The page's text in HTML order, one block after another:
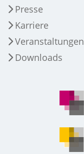
Presse
Karriere
Veranstaltungen
Downloads